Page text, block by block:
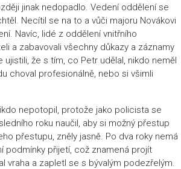
jinak nedopadlo. Vedení oddělení se
Necítil se na to a vůči majoru Novákovi
Navíc, lidé z oddělení vnitřního
a zabavovali všechny důkazy a záznamy
že s tím, co Petr udělal, nikdo neměl
choval profesionálně, nebo si všimli
nepotopil, protože jako policista se
roku naučil, aby si možný přestup
přestupu, zněly jasně. Po dva roky nemá
podmínky přijetí, což znamená projít
vraha a zapletl se s bývalým podezřelým.